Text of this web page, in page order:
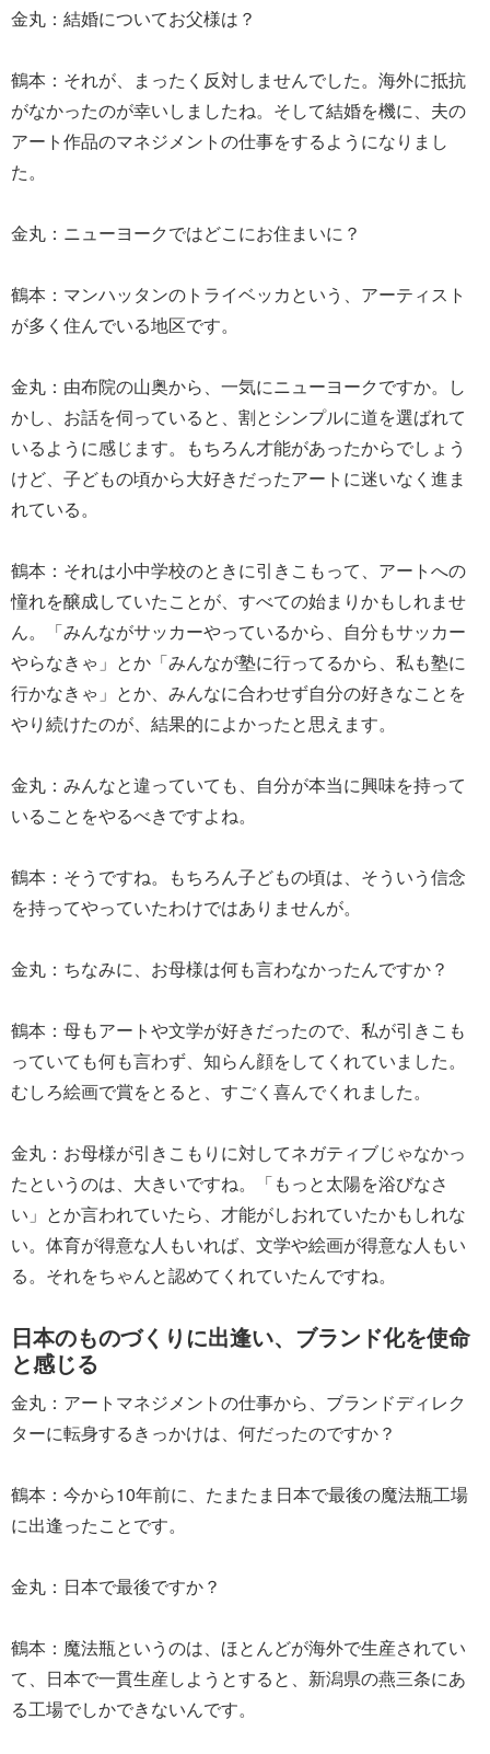
金丸：結婚についてお父様は？
鶴本：それが、まったく反対しませんでした。海外に抵抗
がなかったのが幸いしましたね。そして結婚を機に、夫の
アート作品のマネジメントの仕事をするようになりまし
た。
金丸：ニューヨークではどこにお住まいに？
鶴本：マンハッタンのトライベッカという、アーティスト
が多く住んでいる地区です。
金丸：由布院の山奥から、一気にニューヨークですか。し
かし、お話を伺っていると、割とシンプルに道を選ばれて
いるように感じます。もちろん才能があったからでしょう
けど、子どもの頃から大好きだったアートに迷いなく進ま
れている。
鶴本：それは小中学校のときに引きこもって、アートへの
憧れを醸成していたことが、すべての始まりかもしれませ
ん。「みんながサッカーやっているから、自分もサッカー
やらなきゃ」とか「みんなが塾に行ってるから、私も塾に
行かなきゃ」とか、みんなに合わせず自分の好きなことを
やり続けたのが、結果的によかったと思えます。
金丸：みんなと違っていても、自分が本当に興味を持って
いることをやるべきですよね。
鶴本：そうですね。もちろん子どもの頃は、そういう信念
を持ってやっていたわけではありませんが。
金丸：ちなみに、お母様は何も言わなかったんですか？
鶴本：母もアートや文学が好きだったので、私が引きこも
っていても何も言わず、知らん顔をしてくれていました。
むしろ絵画で賞をとると、すごく喜んでくれました。
金丸：お母様が引きこもりに対してネガティブじゃなかっ
たというのは、大きいですね。「もっと太陽を浴びなさ
い」とか言われていたら、才能がしおれていたかもしれな
い。体育が得意な人もいれば、文学や絵画が得意な人もい
る。それをちゃんと認めてくれていたんですね。
日本のものづくりに出逢い、ブランド化を使命
と感じる
金丸：アートマネジメントの仕事から、ブランドディレク
ターに転身するきっかけは、何だったのですか？
鶴本：今から10年前に、たまたま日本で最後の魔法瓶工場
に出逢ったことです。
金丸：日本で最後ですか？
鶴本：魔法瓶というのは、ほとんどが海外で生産されてい
て、日本で一貫生産しようとすると、新潟県の燕三条にあ
る工場でしかできないんです。